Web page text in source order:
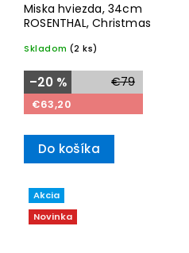
Miska hviezda, 34cm
ROSENTHAL, Christmas
Skladom (2 ks)
€79
–20 %
€63,20
Do košíka
Akcia
Novinka